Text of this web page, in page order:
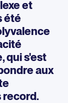
et
été
qui s'est
aux
record.